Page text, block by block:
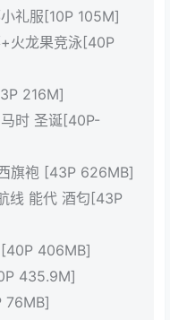
礼服[10P 105M]
火龙果竞泳[40P
216M]
时 圣诞[40P-
旗袍 [43P 626MB]
线 能代 酒匂[43P
406MB]
435.9M]
76MB]